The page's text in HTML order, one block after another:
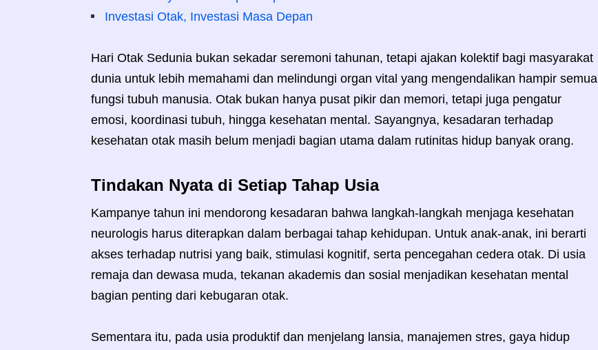
Investasi Otak, Investasi Masa Depan
Hari Otak Sedunia bukan sekadar seremoni tahunan, tetapi ajakan kolektif bagi masyarakat
dunia untuk lebih memahami dan melindungi organ vital yang mengendalikan hampir semua
fungsi tubuh manusia. Otak bukan hanya pusat pikir dan memori, tetapi juga pengatur
emosi, koordinasi tubuh, hingga kesehatan mental. Sayangnya, kesadaran terhadap
kesehatan otak masih belum menjadi bagian utama dalam rutinitas hidup banyak orang.
Tindakan Nyata di Setiap Tahap Usia
Kampanye tahun ini mendorong kesadaran bahwa langkah-langkah menjaga kesehatan
neurologis harus diterapkan dalam berbagai tahap kehidupan. Untuk anak-anak, ini berarti
akses terhadap nutrisi yang baik, stimulasi kognitif, serta pencegahan cedera otak. Di usia
remaja dan dewasa muda, tekanan akademis dan sosial menjadikan kesehatan mental
bagian penting dari kebugaran otak.
Sementara itu, pada usia produktif dan menjelang lansia, manajemen stres, gaya hidup